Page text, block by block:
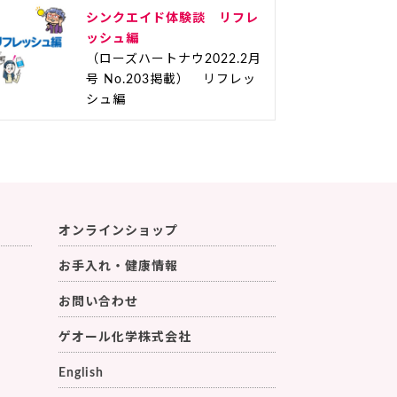
シンクエイド体験談 リフレ
ッシュ編
（ローズハートナウ2022.2月
号 No.203掲載） リフレッ
シュ編
オンラインショップ
お手入れ・健康情報
お問い合わせ
ゲオール化学株式会社
English